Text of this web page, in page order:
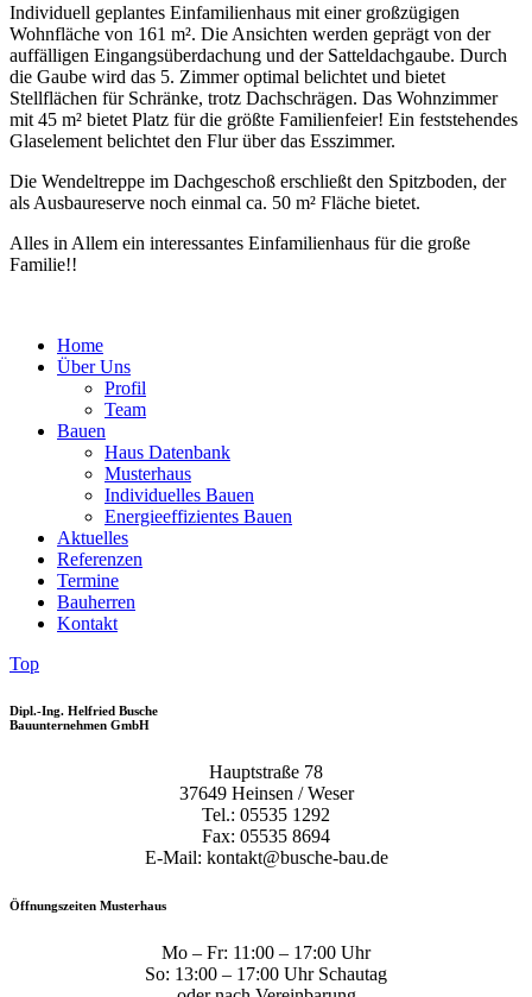
Individuell geplantes Einfamilienhaus mit einer großzügigen
Wohnfläche von 161 m². Die Ansichten werden geprägt von der
auffälligen Eingangsüberdachung und der Satteldachgaube. Durch
die Gaube wird das 5. Zimmer optimal belichtet und bietet
Stellflächen für Schränke, trotz Dachschrägen. Das Wohnzimmer
mit 45 m² bietet Platz für die größte Familienfeier! Ein feststehendes
Glaselement belichtet den Flur über das Esszimmer.
Die Wendeltreppe im Dachgeschoß erschließt den Spitzboden, der
als Ausbaureserve noch einmal ca. 50 m² Fläche bietet.
Alles in Allem ein interessantes Einfamilienhaus für die große
Familie!!
Home
Über Uns
Profil
Team
Bauen
Haus Datenbank
Musterhaus
Individuelles Bauen
Energieeffizientes Bauen
Aktuelles
Referenzen
Termine
Bauherren
Kontakt
Top
Dipl.-Ing. Helfried Busche
Bauunternehmen GmbH
Hauptstraße 78
37649 Heinsen / Weser
Tel.: 05535 1292
Fax: 05535 8694
E-Mail: kontakt@busche-bau.de
Öffnungszeiten Musterhaus
Mo – Fr: 11:00 – 17:00 Uhr
So: 13:00 – 17:00 Uhr Schautag